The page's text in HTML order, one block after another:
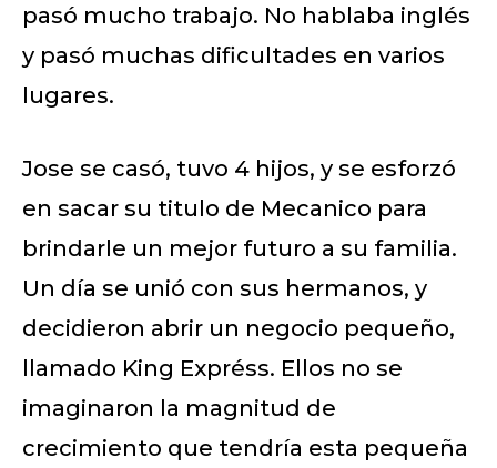
pasó mucho trabajo. No hablaba inglés
y pasó muchas dificultades en varios
lugares.
Jose se casó, tuvo 4 hijos, y se esforzó
en sacar su titulo de Mecanico para
brindarle un mejor futuro a su familia.
Un día se unió con sus hermanos, y
decidieron abrir un negocio pequeño,
llamado King Expréss. Ellos no se
imaginaron la magnitud de
crecimiento que tendría esta pequeña